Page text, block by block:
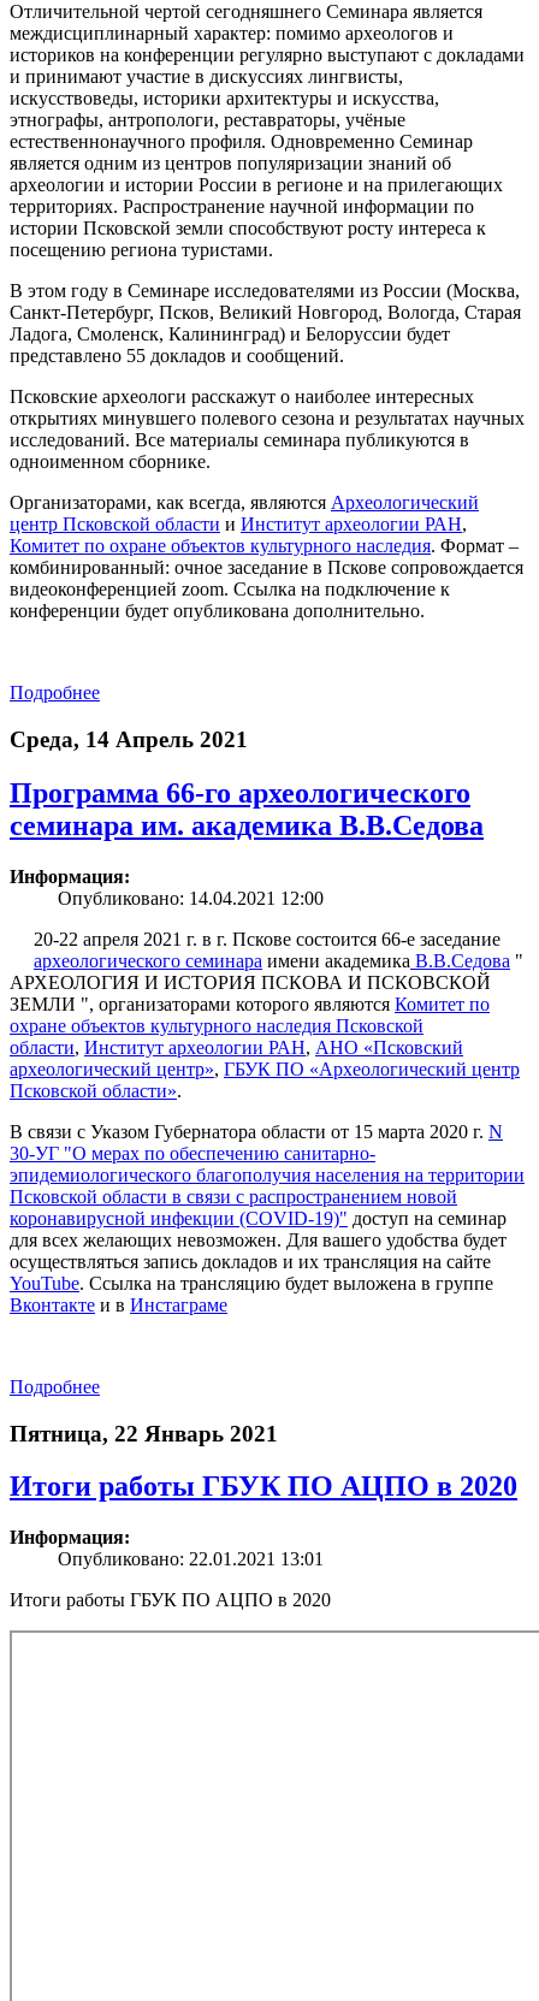
Отличительной чертой сегодняшнего Семинара является
междисциплинарный характер: помимо археологов и
историков на конференции регулярно выступают с докладами
и принимают участие в дискуссиях лингвисты,
искусствоведы, историки архитектуры и искусства,
этнографы, антропологи, реставраторы, учёные
естественнонаучного профиля. Одновременно Семинар
является одним из центров популяризации знаний об
археологии и истории России в регионе и на прилегающих
территориях. Распространение научной информации по
истории Псковской земли способствуют росту интереса к
посещению региона туристами.
В этом году в Семинаре исследователями из России (Москва,
Санкт-Петербург, Псков, Великий Новгород, Вологда, Старая
Ладога, Смоленск, Калининград) и Белоруссии будет
представлено 55 докладов и сообщений.
Псковские археологи расскажут о наиболее интересных
открытиях минувшего полевого сезона и результатах научных
исследований. Все материалы семинара публикуются в
одноименном сборнике.
Организаторами, как всегда, являются Археологический
центр Псковской области и Институт археологии РАН,
Комитет по охране объектов культурного наследия. Формат –
комбинированный: очное заседание в Пскове сопровождается
видеоконференцией zoom. Ссылка на подключение к
конференции будет опубликована дополнительно.
Подробнее
Среда, 14 Апрель 2021
Программа 66-го археологического
семинара им. академика В.В.Седова
Информация:
Опубликовано: 14.04.2021 12:00
20-22 апреля 2021 г. в г. Пскове состоится 66-е заседание
археологического семинара имени академика В.В.Седова "
АРХЕОЛОГИЯ И ИСТОРИЯ ПСКОВА И ПСКОВСКОЙ
ЗЕМЛИ ", организаторами которого являются Комитет по
охране объектов культурного наследия Псковской
области, Институт археологии РАН, АНО «Псковский
археологический центр», ГБУК ПО «Археологический центр
Псковской области».
В связи с Указом Губернатора области от 15 марта 2020 г. N
30-УГ "О мерах по обеспечению санитарно-
эпидемиологического благополучия населения на территории
Псковской области в связи с распространением новой
коронавирусной инфекции (COVID-19)" доступ на семинар
для всех желающих невозможен. Для вашего удобства будет
осуществляться запись докладов и их трансляция на сайте
YouTube. Ссылка на трансляцию будет выложена в группе
Вконтакте и в Инстаграме
Подробнее
Пятница, 22 Январь 2021
Итоги работы ГБУК ПО АЦПО в 2020
Информация:
Опубликовано: 22.01.2021 13:01
Итоги работы ГБУК ПО АЦПО в 2020